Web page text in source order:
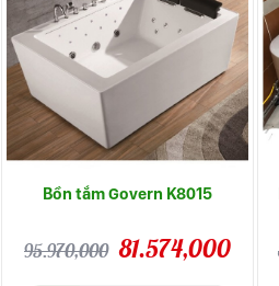
Bồn tắm Govern K8015
95.970,000 81.574,000